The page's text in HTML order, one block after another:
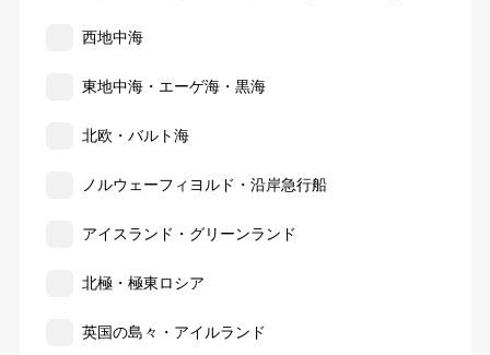
西地中海
東地中海・エーゲ海・黒海
北欧・バルト海
ノルウェーフィヨルド・沿岸急行船
アイスランド・グリーンランド
北極・極東ロシア
英国の島々・アイルランド